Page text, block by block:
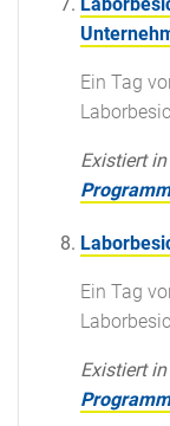
Ein Tag
Existiert in
Ein Tag
Existiert in